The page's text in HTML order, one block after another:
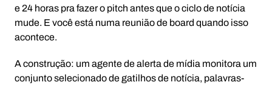
e 24 horas pra fazer o pitch antes que o ciclo de notícia
mude. E você está numa reunião de board quando isso
acontece.
A construção: um agente de alerta de mídia monitora um
conjunto selecionado de gatilhos de notícia, palavras-